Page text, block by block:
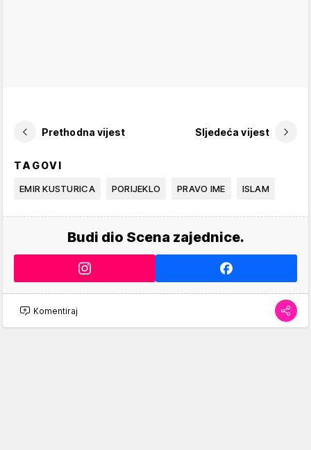
Prethodna vijest Sljedeća vijest
TAGOVI
EMIR KUSTURICA PORIJEKLO PRAVO IME ISLAM
Budi dio Scena zajednice.
Komentiraj